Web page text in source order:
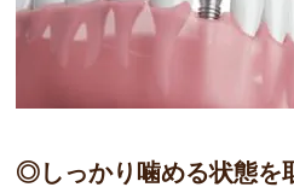
◎しっかり噛める状態を